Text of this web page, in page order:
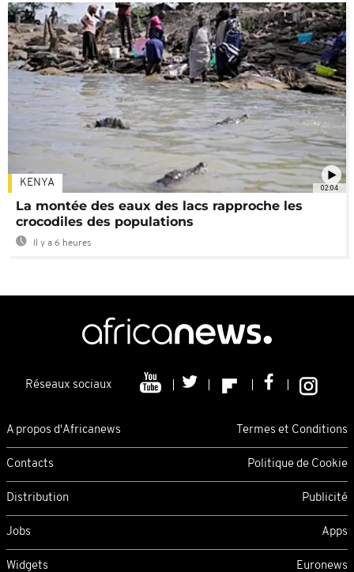
02:04
KENYA
La montée des eaux des lacs rapproche les
crocodiles des populations
Il y a 6 heures
Réseaux sociaux
A propos d'Africanews Termes et Conditions
Contacts Politique de Cookie
Distribution Publicité
Jobs Apps
Widgets Euronews